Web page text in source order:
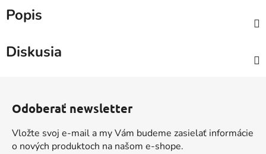
Popis
Diskusia
Odoberať newsletter
Vložte svoj e-mail a my Vám budeme zasielať informácie
o nových produktoch na našom e-shope.